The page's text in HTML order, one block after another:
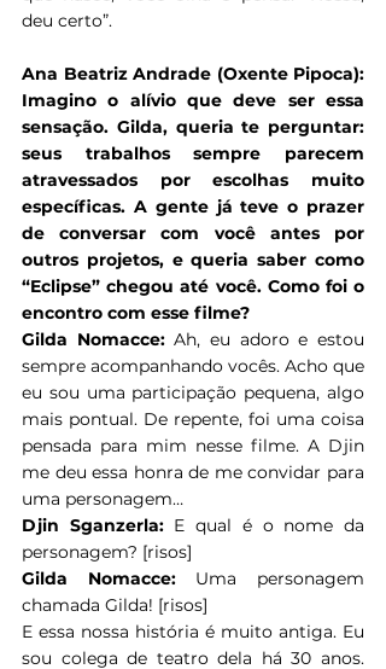
deu certo”.
Ana Beatriz Andrade (Oxente Pipoca):
Imagino o alívio que deve ser essa
sensação. Gilda, queria te perguntar:
seus trabalhos sempre parecem
atravessados por escolhas muito
específicas. A gente já teve o prazer
de conversar com você antes por
outros projetos, e queria saber como
“Eclipse” chegou até você. Como foi o
encontro com esse filme?
Gilda Nomacce: Ah, eu adoro e estou
sempre acompanhando vocês. Acho que
eu sou uma participação pequena, algo
mais pontual. De repente, foi uma coisa
pensada para mim nesse filme. A Djin
me deu essa honra de me convidar para
uma personagem…
Djin Sganzerla: E qual é o nome da
personagem? [risos]
Gilda Nomacce: Uma personagem
chamada Gilda! [risos]
E essa nossa história é muito antiga. Eu
sou colega de teatro dela há 30 anos.